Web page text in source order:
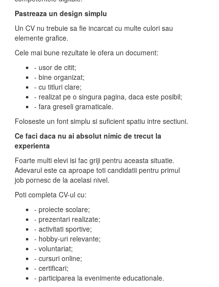
Pastreaza un design simplu
Un CV nu trebuie sa fie incarcat cu multe culori sau
elemente grafice.
Cele mai bune rezultate le ofera un document:
- usor de citit;
- bine organizat;
- cu titluri clare;
- realizat pe o singura pagina, daca este posibil;
- fara greseli gramaticale.
Foloseste un font simplu si suficient spatiu intre sectiuni.
Ce faci daca nu ai absolut nimic de trecut la
experienta
Foarte multi elevi isi fac griji pentru aceasta situatie.
Adevarul este ca aproape toti candidatii pentru primul
job pornesc de la acelasi nivel.
Poti completa CV-ul cu:
- proiecte scolare;
- prezentari realizate;
- activitati sportive;
- hobby-uri relevante;
- voluntariat;
- cursuri online;
- certificari;
- participarea la evenimente educationale.